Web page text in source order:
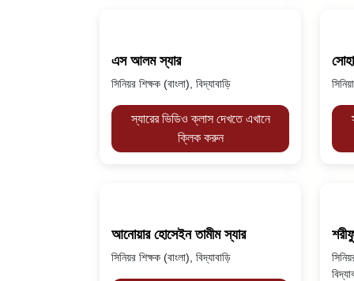
এস আলম স্যার
সিনিয়র শিক্ষক (বাংলা), বিদ্যাবাড়ি
স্যারের ভিডিও ক্লাস দেখতে এখানে
ক্লিক করুন
আনোয়ার হোসেইন তামীম স্যার
সিনিয়র শিক্ষক (বাংলা), বিদ্যাবাড়ি